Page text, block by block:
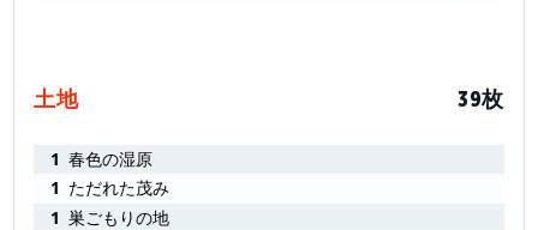
土地 39枚
1 春色の湿原
1 ただれた茂み
1 巣ごもりの地